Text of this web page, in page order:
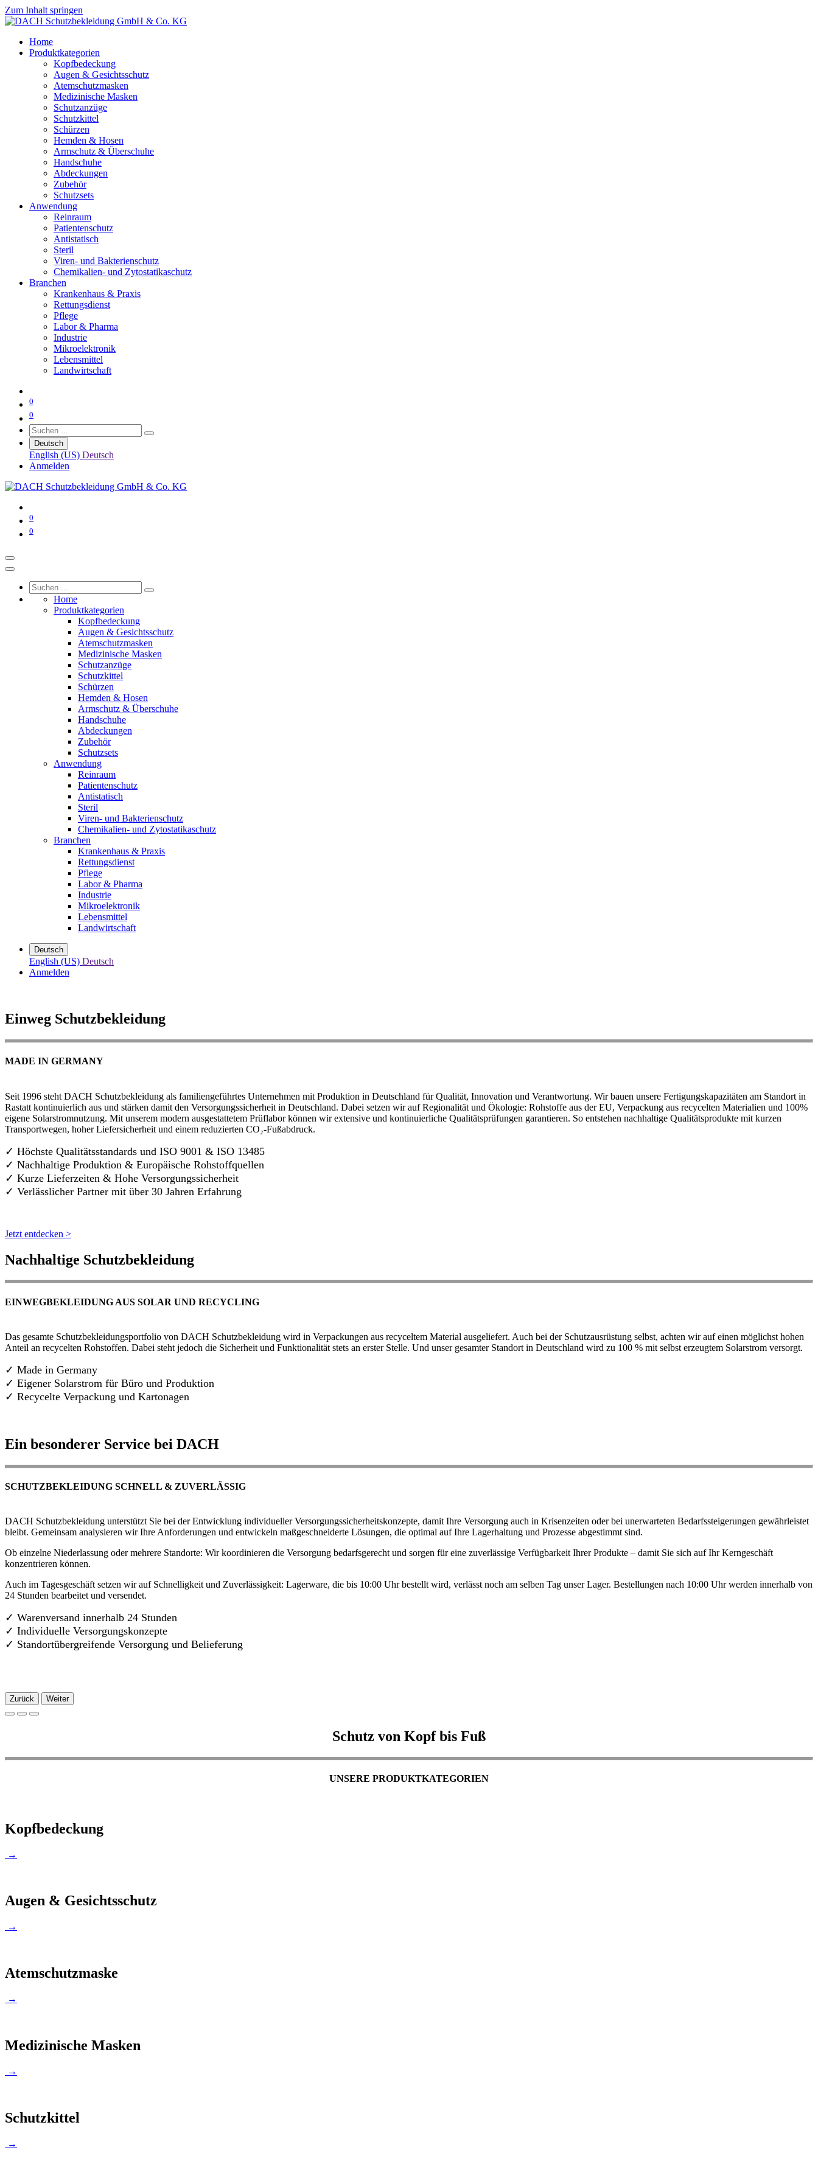
Zum Inhalt springen
Home
Produktkategorien
Kopfbedeckung
Augen & Gesichtsschutz
Atemschutzmasken
Medizinische Masken
Schutzanzüge
Schutzkittel
Schürzen
Hemden & Hosen
Armschutz & Überschuhe
Handschuhe
Abdeckungen
Zubehör
Schutzsets
Anwendung
Reinraum
Patientenschutz
Antistatisch
Steril
Viren- und Bakterienschutz
Chemikalien- und Zytostatikaschutz
Branchen
Krankenhaus & Praxis
Rettungsdienst
Pflege
Labor & Pharma
Industrie
Mikroelektronik
Lebensmittel
Landwirtschaft
0
0
Deutsch
English (US) Deutsch
Anmelden
0
0
Home
Produktkategorien
Kopfbedeckung
Augen & Gesichtsschutz
Atemschutzmasken
Medizinische Masken
Schutzanzüge
Schutzkittel
Schürzen
Hemden & Hosen
Armschutz & Überschuhe
Handschuhe
Abdeckungen
Zubehör
Schutzsets
Anwendung
Reinraum
Patientenschutz
Antistatisch
Steril
Viren- und Bakterienschutz
Chemikalien- und Zytostatikaschutz
Branchen
Krankenhaus & Praxis
Rettungsdienst
Pflege
Labor & Pharma
Industrie
Mikroelektronik
Lebensmittel
Landwirtschaft
Deutsch
English (US) Deutsch
Anmelden
Einweg Schutzbekleidung
MADE IN GERMANY
Seit 1996 steht DACH Schutzbekleidung als familiengeführtes Unternehmen mit Produktion in Deutschland für Qualität, Innovation und Verantwortung. Wir bauen unsere Fertigungskapazitäten am Standort in
Rastatt kontinuierlich aus und stärken damit den Versorgungssicherheit in Deutschland. Dabei setzen wir auf Regionalität und Ökologie: Rohstoffe aus der EU, Verpackung aus recycelten Materialien und 100%
eigene Solarstromnutzung. Mit unserem modern ausgestattetem Prüflabor können wir extensive und kontinuierliche Qualitätsprüfungen garantieren. So entstehen nachhaltige Qualitätsprodukte mit kurzen
Transportwegen, hoher Liefersicherheit und einem reduzierten CO₂-Fußabdruck.
✓ Höchste Qualitätsstandards und ISO 9001 & ISO 13485
✓ Nachhaltige Produktion & Europäische Rohstoffquellen
✓ Kurze Lieferzeiten & Hohe Versorgungssicherheit
✓ Verlässlicher Partner mit über 30 Jahren Erfahrung
Jetzt entdecken >
Nachhaltige Schutzbekleidung
EINWEGBEKLEIDUNG AUS SOLAR UND RECYCLING
Das gesamte Schutzbekleidungsportfolio von DACH Schutzbekleidung wird in Verpackungen aus recyceltem Material ausgeliefert. Auch bei der Schutzausrüstung selbst, achten wir auf einen möglichst hohen
Anteil an recycelten Rohstoffen. Dabei steht jedoch die Sicherheit und Funktionalität stets an erster Stelle. Und unser gesamter Standort in Deutschland wird zu 100 % mit selbst erzeugtem Solarstrom versorgt.
✓ Made in Germany
✓ Eigener Solarstrom für Büro und Produktion
✓ Recycelte Verpackung und Kartonagen
Ein besonderer Service bei DACH
SCHUTZBEKLEIDUNG SCHNELL & ZUVERLÄSSIG
DACH Schutzbekleidung unterstützt Sie bei der Entwicklung individueller Versorgungssicherheitskonzepte, damit Ihre Versorgung auch in Krisenzeiten oder bei unerwarteten Bedarfssteigerungen gewährleistet
bleibt. Gemeinsam analysieren wir Ihre Anforderungen und entwickeln maßgeschneiderte Lösungen, die optimal auf Ihre Lagerhaltung und Prozesse abgestimmt sind.
Ob einzelne Niederlassung oder mehrere Standorte: Wir koordinieren die Versorgung bedarfsgerecht und sorgen für eine zuverlässige Verfügbarkeit Ihrer Produkte – damit Sie sich auf Ihr Kerngeschäft
konzentrieren können.
Auch im Tagesgeschäft setzen wir auf Schnelligkeit und Zuverlässigkeit: Lagerware, die bis 10:00 Uhr bestellt wird, verlässt noch am selben Tag unser Lager. Bestellungen nach 10:00 Uhr werden innerhalb von
24 Stunden bearbeitet und versendet.
✓ Warenversand innerhalb 24 Stunden
✓ Individuelle Versorgungskonzepte
✓ Standortübergreifende Versorgung und Belieferung
Zurück Weiter
Schutz von Kopf bis Fuß
UNSERE PRODUKTKATEGORIEN
Kopfbedeckung
→
Augen & Gesichtsschutz
→
Atemschutzmaske
→
Medizinische Masken
→
Schutzkittel
→